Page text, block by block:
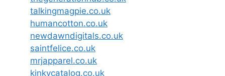
talkingmagpie.co.uk
humancotton.co.uk
newdawndigitals.co.uk
saintfelice.co.uk
mrjapparel.co.uk
kinkycatalog.co.uk